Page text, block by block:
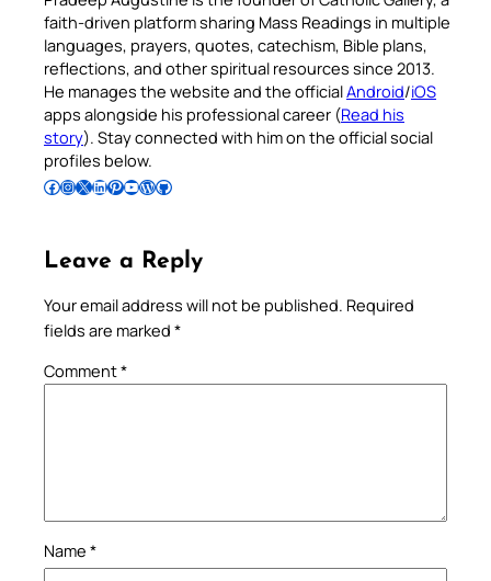
faith-driven platform sharing Mass Readings in multiple
languages, prayers, quotes, catechism, Bible plans,
reflections, and other spiritual resources since 2013.
He manages the website and the officialAndroid/iOS
apps alongside his professional career (Read his
story). Stay connected with him on the official social
profiles below.
Follow Pradeep on Facebook Follow Pradeep on InstagramFollow Pradeep on X Follow Pradeep on LinkedIn Follow Pradeep on Pinterest Subscribe to Pradeep’s Youtube Channel Follow Pradeep on WordPress Follow Pradeep on GitHub
Leave a Reply
Your email address will not be published. Required
fields are marked *
Comment*
Name *